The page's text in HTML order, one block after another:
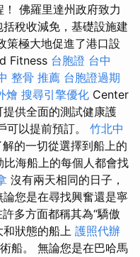
佛羅里達州政府致力
稅收減免，基礎設施建
策極大地促進了港口設
Fitness 台胞證 台中
整骨 推薦 台胞證過期
燴 搜尋引擎優化 Center
供全面的測試健康護
可以提前預訂。 竹北中
的一切從選擇到船上的
比海船上的每個人都會找
沒有兩天相同的日子，
您是在尋找興奮還是寧
多方面都稱其為“驕傲
狀態的船上 護照代辦
船。 無論您是在巴哈馬